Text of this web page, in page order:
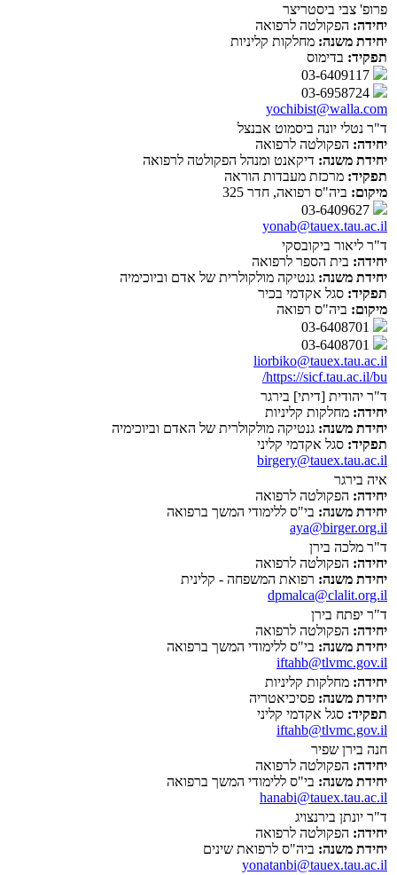
פרופ' צבי ביסטריצר
יחידה: הפקולטה לרפואה
יחידת משנה: מחלקות קליניות
תפקיד: בדימוס
yochibist@walla.com
ד"ר נטלי יונה ביסמוט אבנצל
יחידה: הפקולטה לרפואה
יחידת משנה: דיקאנט ומנהל הפקולטה לרפואה
תפקיד: מרכזת מעבדות הוראה
מיקום: ביה"ס רפואה, חדר 325
yonab@tauex.tau.ac.il
ד"ר ליאור ביקובסקי
יחידה: בית הספר לרפואה
יחידת משנה: גנטיקה מולקולרית של אדם וביוכימיה
תפקיד: סגל אקדמי בכיר
מיקום: ביה"ס רפואה
liorbiko@tauex.tau.ac.il
https://sicf.tau.ac.il/bu/
ד"ר יהודית [דיתי] בירגר
יחידה: מחלקות קליניות
יחידת משנה: גנטיקה מולקולרית של האדם וביוכימיה
תפקיד: סגל אקדמי קליני
birgery@tauex.tau.ac.il
איה בירגר
יחידה: הפקולטה לרפואה
יחידת משנה: בי"ס ללימודי המשך ברפואה
aya@birger.org.il
ד"ר מלכה בירן
יחידה: הפקולטה לרפואה
יחידת משנה: רפואת המשפחה - קלינית
dpmalca@clalit.org.il
ד"ר יפתח בירן
יחידה: הפקולטה לרפואה
יחידת משנה: בי"ס ללימודי המשך ברפואה
iftahb@tlvmc.gov.il
יחידה: מחלקות קליניות
יחידת משנה: פסיכיאטריה
תפקיד: סגל אקדמי קליני
iftahb@tlvmc.gov.il
חנה בירן שפיר
יחידה: הפקולטה לרפואה
יחידת משנה: בי"ס ללימודי המשך ברפואה
hanabi@tauex.tau.ac.il
ד"ר יונתן בירנצויג
יחידה: הפקולטה לרפואה
יחידת משנה: ביה"ס לרפואת שינים
yonatanbi@tauex.tau.ac.il